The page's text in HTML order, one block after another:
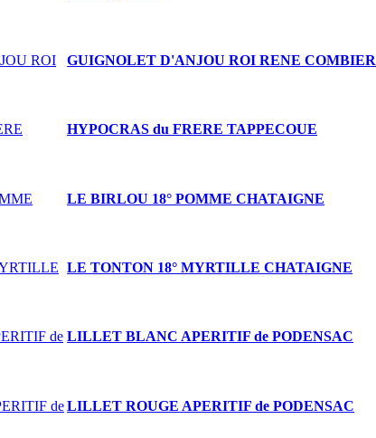
GUIGNOLET D'ANJOU ROI RENE COMBIER
HYPOCRAS du FRERE TAPPECOUE
LE BIRLOU 18° POMME CHATAIGNE
LE TONTON 18° MYRTILLE CHATAIGNE
LILLET BLANC APERITIF de PODENSAC
LILLET ROUGE APERITIF de PODENSAC